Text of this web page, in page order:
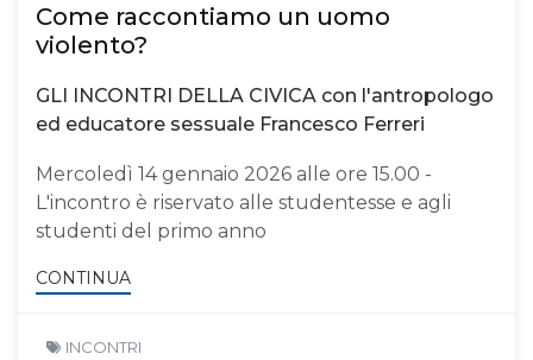
Come raccontiamo un uomo
violento?
GLI INCONTRI DELLA CIVICA con l'antropologo
ed educatore sessuale Francesco Ferreri
Mercoledì 14 gennaio 2026 alle ore 15.00 -
L'incontro è riservato alle studentesse e agli
studenti del primo anno
CONTINUA
INCONTRI